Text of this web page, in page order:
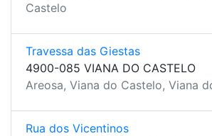
Castelo
Travessa das Giestas
4900-085 VIANA DO CASTELO
Areosa, Viana do Castelo, Viana
Rua dos Vicentinos